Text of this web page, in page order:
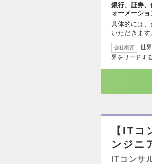
銀行、証券
ォーメーシ
具体的には
いただきま
会社概要
世
界をリードす
【IT
ンジニ
ITコンサ